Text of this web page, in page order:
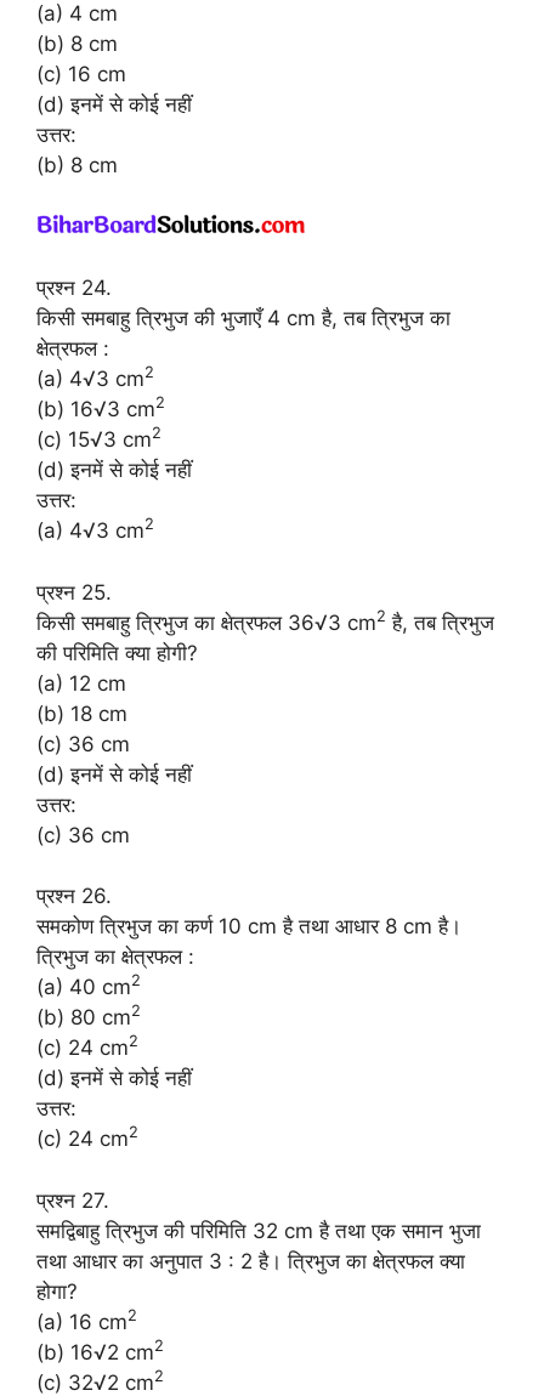
(a) 4 cm
(b) 8 cm
(c) 16 cm
(d) इनमें से कोई नहीं
उत्तर:
(b) 8 cm
प्रश्न 24.
किसी समबाहु त्रिभुज की भुजाएँ 4 cm है, तब त्रिभुज का
क्षेत्रफल :
(a) 4√3 cm2
(b) 16√3 cm2
(c) 15√3 cm2
(d) इनमें से कोई नहीं
उत्तर:
(a) 4√3 cm2
प्रश्न 25.
किसी समबाहु त्रिभुज का क्षेत्रफल 36√3 cm2 है, तब त्रिभुज
की परिमिति क्या होगी?
(a) 12 cm
(b) 18 cm
(c) 36 cm
(d) इनमें से कोई नहीं
उत्तर:
(c) 36 cm
प्रश्न 26.
समकोण त्रिभुज का कर्ण 10 cm है तथा आधार 8 cm है।
त्रिभुज का क्षेत्रफल :
(a) 40 cm2
(b) 80 cm2
(c) 24 cm2
(d) इनमें से कोई नहीं
उत्तर:
(c) 24 cm2
प्रश्न 27.
समद्विबाहु त्रिभुज की परिमिति 32 cm है तथा एक समान भुजा
तथा आधार का अनुपात 3 : 2 है। त्रिभुज का क्षेत्रफल क्या
होगा?
(a) 16 cm2
(b) 16√2 cm2
(c) 32√2 cm2